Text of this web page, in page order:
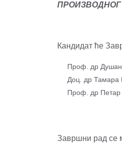
ПРОИЗВОДНОГ
Кандидат ће
Проф. др Душан
Доц. др Тамара
Проф. др Петар
Завршни рад се